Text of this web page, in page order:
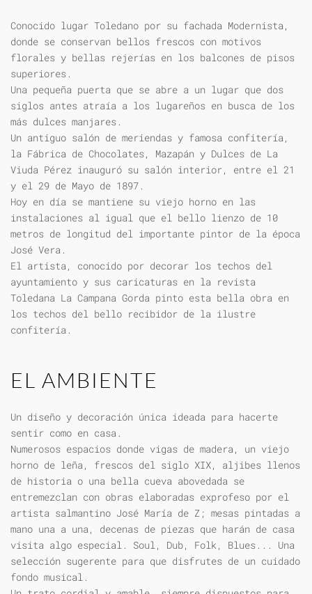
Conocido lugar Toledano por su fachada Modernista,
donde se conservan bellos frescos con motivos
florales y bellas rejerías en los balcones de pisos
superiores.
Una pequeña puerta que se abre a un lugar que dos
siglos antes atraía a los lugareños en busca de los
más dulces manjares.
Un antiguo salón de meriendas y famosa confitería,
la Fábrica de Chocolates, Mazapán y Dulces de La
Viuda Pérez inauguró su salón interior, entre el 21
y el 29 de Mayo de 1897.
Hoy en día se mantiene su viejo horno en las
instalaciones al igual que el bello lienzo de 10
metros de longitud del importante pintor de la época
José Vera.
El artista, conocido por decorar los techos del
ayuntamiento y sus caricaturas en la revista
Toledana La Campana Gorda pinto esta bella obra en
los techos del bello recibidor de la ilustre
confitería.
EL AMBIENTE
Un diseño y decoración única ideada para hacerte
sentir como en casa.
Numerosos espacios donde vigas de madera, un viejo
horno de leña, frescos del siglo XIX, aljibes llenos
de historia o una bella cueva abovedada se
entremezclan con obras elaboradas exprofeso por el
artista salmantino José María de Z; mesas pintadas a
mano una a una, decenas de piezas que harán de casa
visita algo especial. Soul, Dub, Folk, Blues... Una
selección sugerente para que disfrutes de un cuidado
fondo musical.